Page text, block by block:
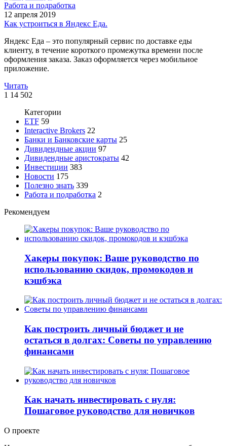
Работа и подработка
12 апреля 2019
Как устроиться в Яндекс Еда.
Яндекс Еда – это популярный сервис по доставке еды
клиенту, в течение короткого промежутка времени после
оформления заказа. Заказ оформляется через мобильное
приложение.
Читать
1 14 502
Категории
ETF 59
Interactive Brokers 22
Банки и Банковские карты 25
Дивидендные акции 97
Дивидендные аристократы 42
Инвестиции 383
Новости 175
Полезно знать 339
Работа и подработка 2
Рекомендуем
Хакеры покупок: Ваше руководство по
использованию скидок, промокодов и
кэшбэка
Как построить личный бюджет и не
остаться в долгах: Советы по управлению
финансами
Как начать инвестировать с нуля:
Пошаговое руководство для новичков
О проекте